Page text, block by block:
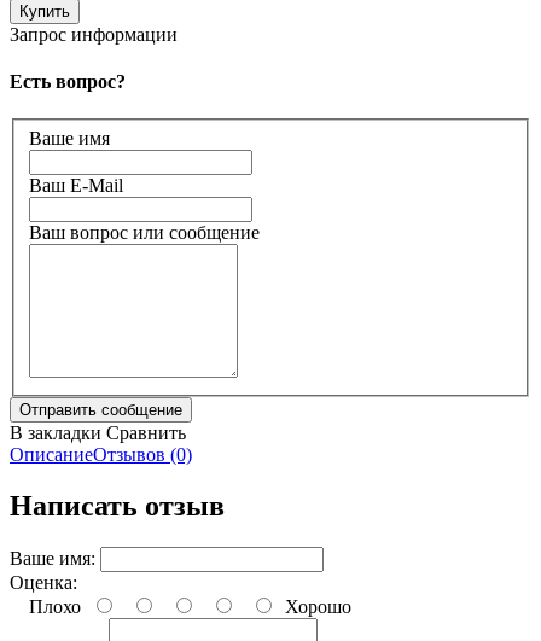
Запрос информации
Есть вопрос?
Ваше имя
Ваш E-Mail
Ваш вопрос или сообщение
В закладки Сравнить
ОписаниеОтзывов (0)
Написать отзыв
Ваше имя:
Оценка:
Плохо
Хорошо